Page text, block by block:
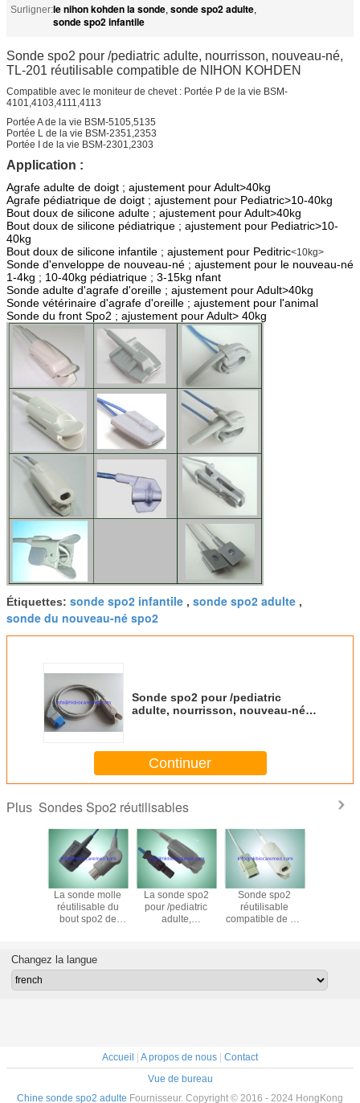
Surligner:le nihon kohden la sonde, sonde spo2 adulte,
sonde spo2 infantile
Sonde spo2 pour /pediatric adulte, nourrisson, nouveau-né,
TL-201 réutilisable compatible de NIHON KOHDEN
Compatible avec le moniteur de chevet : Portée P de la vie BSM-
4101,4103,4111,4113
Portée A de la vie BSM-5105,5135
Portée L de la vie BSM-2351,2353
Portée I de la vie BSM-2301,2303
Application :
Agrafe adulte de doigt ; ajustement pour Adult>40kg
Agrafe pédiatrique de doigt ; ajustement pour Pediatric>10-40kg
Bout doux de silicone adulte ; ajustement pour Adult>40kg
Bout doux de silicone pédiatrique ; ajustement pour Pediatric>10-
40kg
Bout doux de silicone infantile ; ajustement pour Peditric<10kg>
Sonde d'enveloppe de nouveau-né ; ajustement pour le nouveau-né
1-4kg ; 10-40kg pédiatrique ; 3-15kg nfant
Sonde adulte d'agrafe d'oreille ; ajustement pour Adult>40kg
Sonde vétérinaire d'agrafe d'oreille ; ajustement pour l'animal
Sonde du front Spo2 ; ajustement pour Adult> 40kg
Étiquettes: sonde spo2 infantile , sonde spo2 adulte ,
sonde du nouveau-né spo2
Sonde spo2 pour /pediatric
adulte, nourrisson, nouveau-né,
Continuer
Plus Sondes Spo2 réutilisables
La sonde molle
réutilisable du
bout spo2 de
câblent
La sonde spo2
pour /pediatric
adulte,
compatible
Sonde spo2
réutilisable
compatible de GE
Changez la langue
Accueil A propos de nous
Contact
Vue de bureau
Chine sonde spo2 adulte Fournisseur. Copyright © 2016 - 2024 HongKong